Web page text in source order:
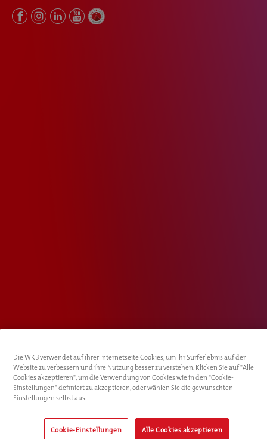
Die WKB verwendet auf ihrer Internetseite Cookies, um Ihr Surferlebnis auf der
Website zu verbessern und ihre Nutzung besser zu verstehen. Klicken Sie auf "Alle
Cookies akzeptieren", um die Verwendung von Cookies wie in den "Cookie-
Einstellungen" definiert zu akzeptieren, oder wählen Sie die gewünschten
Einstellungen selbst aus.
Cookie-Einstellungen Alle Cookies akzeptieren